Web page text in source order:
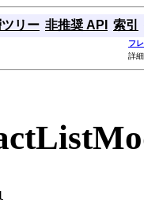
ツリー 非推奨 API 索引
フ
詳